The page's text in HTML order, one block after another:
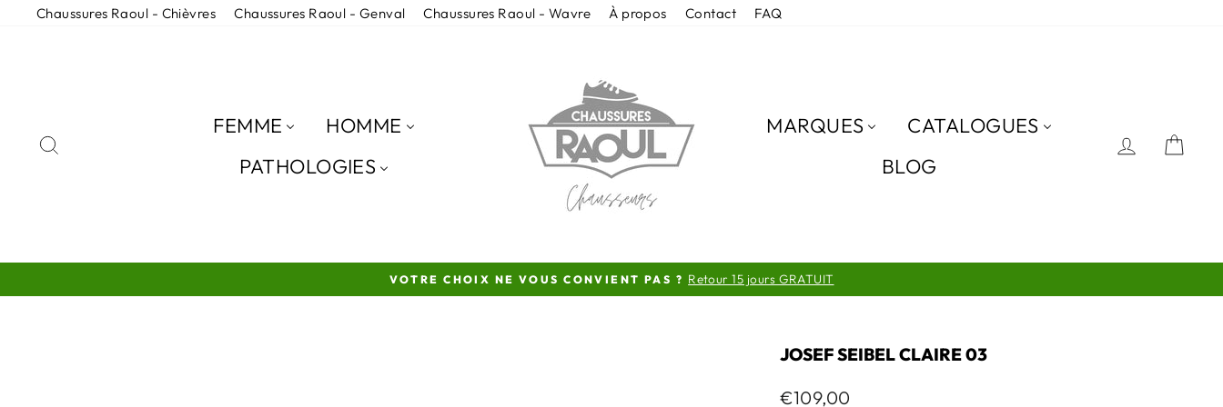
PasserChaussures Raoul - Chièvres Chaussures Raoul - Genval Chaussures Raoul - Wavre À propos Contact FAQ
FEMME
HOMME
PATHOLOGIES
MARQUES
CATALOGUES
BLOG
SE
Diaporama
VOTRE CHOIX NE VOUS CONVIENT PAS ? Retour 15 jours GRATUIT
JOSEF SEIBEL CLAIRE 03
Prix
€109,00